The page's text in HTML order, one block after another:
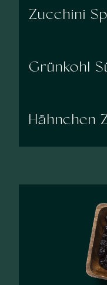
Zucchini
Grünkohl
Hähnchen